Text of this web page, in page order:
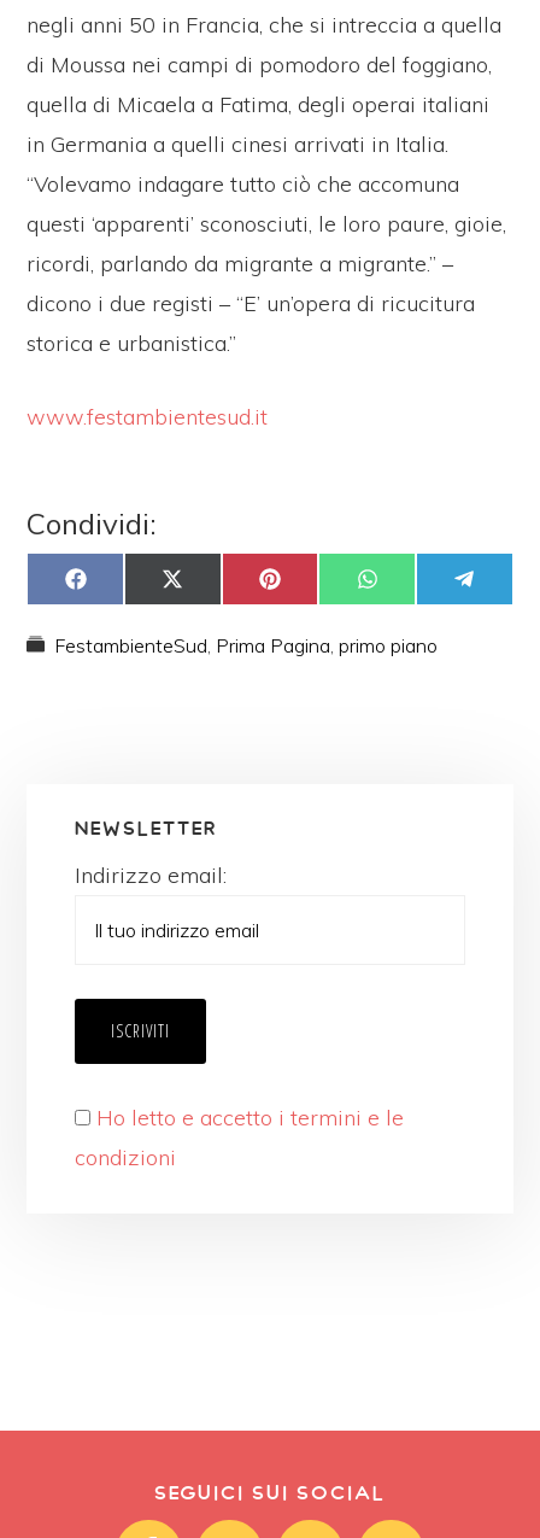
negli anni 50 in Francia, che si intreccia a quella
di Moussa nei campi di pomodoro del foggiano,
quella di Micaela a Fatima, degli operai italiani
in Germania a quelli cinesi arrivati in Italia.
“Volevamo indagare tutto ciò che accomuna
questi ‘apparenti’ sconosciuti, le loro paure, gioie,
ricordi, parlando da migrante a migrante.” –
dicono i due registi – “E’ un’opera di ricucitura
storica e urbanistica.”
www.festambientesud.it
Condividi:
SHARE
ON
SHARE
ON
(TWITTER)
SHARE
ON
SHARE
ON
SHARE
ON
FestambienteSud, Prima Pagina,primo piano
NEWSLETTER
Indirizzo email:
Ho letto e accetto i termini e le
condizioni
SEGUICI SUI SOCIAL